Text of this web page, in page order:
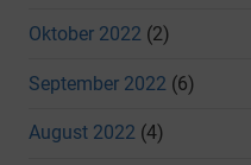
Oktober 2022 (2)
September 2022 (6)
August 2022 (4)